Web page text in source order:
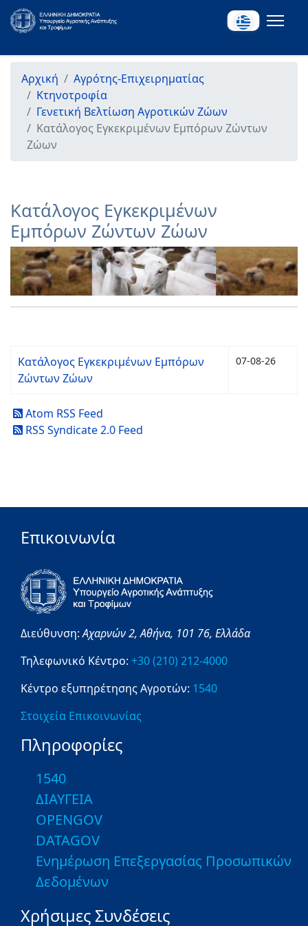
Αρχική
Αγρότης-Επιχειρηματίας
Κτηνοτροφία
Γενετική Βελτίωση Αγροτικών Ζώων
Κατάλογος Eγκεκριμένων Eμπόρων Zώντων
Zώων
Κατάλογος Eγκεκριμένων
Eμπόρων Zώντων Zώων
Κατάλογος Εγκεκριμένων Εμπόρων
Ζώντων Ζώων
07-08-26
Atom RSS Feed
RSS Syndicate 2.0 Feed
Επικοινωνία
Διεύθυνση:Αχαρνών 2,Αθήνα, 101 76, Ελλάδα
Τηλεφωνικό Κέντρο: +30 (210) 212-4000
Κέντρο εξυπηρέτησης Αγροτών: 1540
Στοιχεία Επικοινωνίας
Πληροφορίες
1540
ΔΙΑΥΓΕΙΑ
OPENGOV
DATAGOV
Ενημέρωση Επεξεργασίας Προσωπικών
Δεδομένων
Χρήσιμες Συνδέσεις